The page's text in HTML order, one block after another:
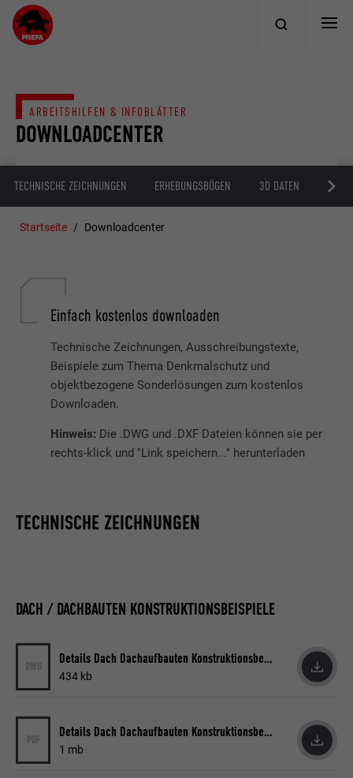
DOWNLOADCENTER
ARBEITSHILFEN & INFOBLÄTTER
TECHNISCHE ZEICHNUNGEN ERHEBUNGSBÖGEN 3D DATEN BIM
Startseite Downloadcenter
Einfach kostenlos downloaden
Technische Zeichnungen, Ausschreibungstexte,
Beispiele zum Thema Denkmalschutz und
objektbezogene Sonderlösungen zum kostenlos
Downloaden.
Hinweis: Die .DWG und .DXF Dateien können sie per
rechts-klick und "Link speichern..." herunterladen
TECHNISCHE ZEICHNUNGEN
DACH / DACHBAUTEN KONSTRUKTIONSBEISPIELE
DWG Details Dach Dachaufbauten Konstruktionsbeispiele
434 kb
PDF Details Dach Dachaufbauten Konstruktionsbeispiele
1 mb